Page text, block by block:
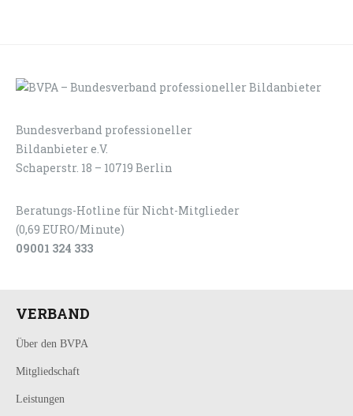
Bundesverband professioneller
Bildanbieter e.V.
Schaperstr. 18 – 10719 Berlin
Beratungs-Hotline für Nicht-Mitglieder
(0,69 EURO/Minute)
09001 324 333
VERBAND
Über den BVPA
Mitgliedschaft
Leistungen